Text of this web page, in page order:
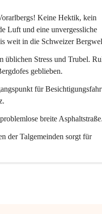
Keine Hektik, kein
Luft und eine unvergessliche
weit in die Schweizer
üblichen Stress und Trubel.
geblieben.
für
breite
der Talgemeinden sorgt für